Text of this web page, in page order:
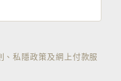
私隱政策及網上付款服